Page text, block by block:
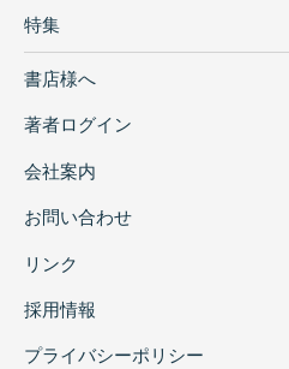
特集
書店様へ
著者ログイン
会社案内
お問い合わせ
リンク
採用情報
プライバシーポリシー